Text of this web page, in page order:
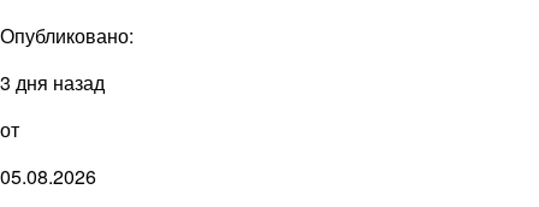
Опубликовано:
3 дня назад
от
05.08.2026